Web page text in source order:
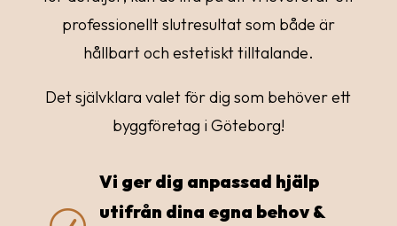
professionellt slutresultat som både är
hållbart och estetiskt tilltalande.
Det självklara valet för dig som behöver ett
byggföretag i Göteborg!
Vi ger dig anpassad hjälp
utifrån dina egna behov &